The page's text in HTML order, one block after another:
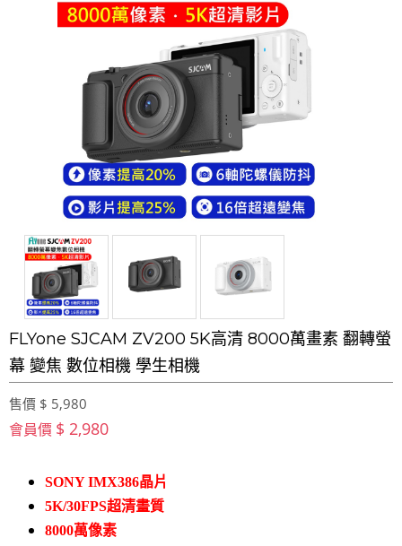
FLYone SJCAM ZV200 5K高清 8000萬畫素 翻轉螢
幕 變焦 數位相機 學生相機
售價 $ 5,980
會員價 $ 2,980
SONY IMX386晶片
5K/30FPS超清畫質
8000萬像素